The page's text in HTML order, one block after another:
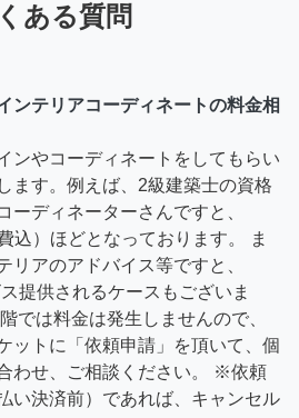
ある質問
ンテリアコーディネートの料金相
ンやコーディネートをしてもらい
ます。例えば、2級建築士の資格
ーディネーターさんですと、
込）ほどとなっております。 ま
リアのアドバイス等ですと、
提供されるケースもございま
では料金は発生しませんので、
ットに「依頼申請」を頂いて、個
わせ、ご相談ください。 ※依頼
い決済前）であれば、キャンセル